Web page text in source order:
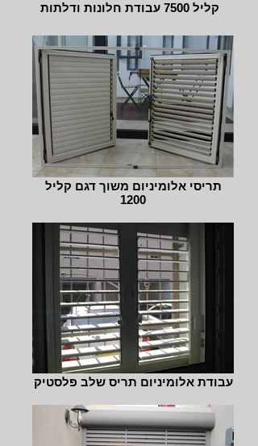
תריסי אלומיניום משוך דגם קליל
1200
עבודת אלומיניום תריס שלב פלסטיק
קליל 7500 עבודת חלונות ודלתות